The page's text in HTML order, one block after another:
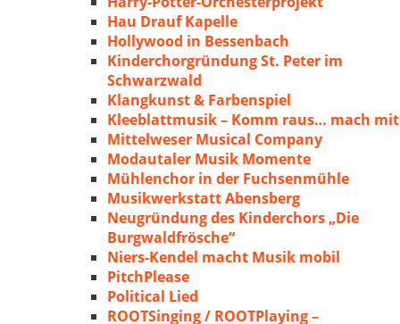
Hau Drauf Kapelle
Hollywood in Bessenbach
Kinderchorgründung St. Peter im
Schwarzwald
Klangkunst & Farbenspiel
Kleeblattmusik – Komm raus… mach mit
Mittelweser Musical Company
Modautaler Musik Momente
Mühlenchor in der Fuchsenmühle
Musikwerkstatt Abensberg
Neugründung des Kinderchors „Die
Burgwaldfrösche“
Niers-Kendel macht Musik mobil
PitchPlease
Political Lied
ROOTSinging / ROOTPlaying –